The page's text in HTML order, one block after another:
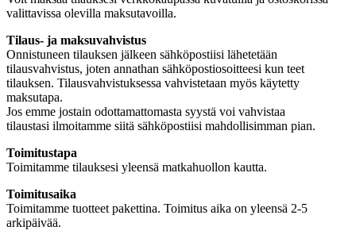
valittavissa olevilla maksutavoilla.
Tilaus- ja maksuvahvistus
Onnistuneen tilauksen jälkeen sähköpostiisi lähetetään
tilausvahvistus, joten annathan sähköpostiosoitteesi kun teet
tilauksen. Tilausvahvistuksessa vahvistetaan myös käytetty
maksutapa.
Jos emme jostain odottamattomasta syystä voi vahvistaa
tilaustasi ilmoitamme siitä sähköpostiisi mahdollisimman pian.
Toimitustapa
Toimitamme tilauksesi yleensä matkahuollon kautta.
Toimitusaika
Toimitamme tuotteet pakettina. Toimitus aika on yleensä 2-5
arkipäivää.